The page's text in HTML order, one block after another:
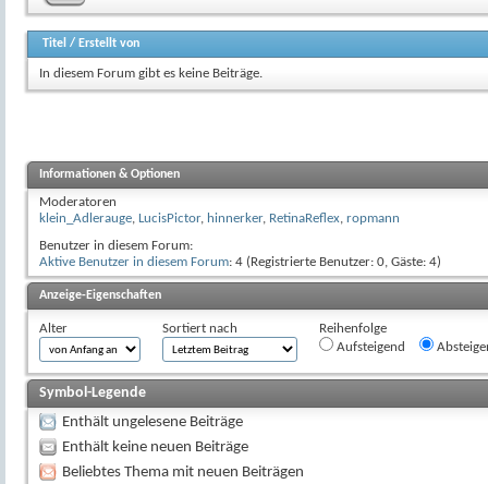
Titel / Erstellt von
In diesem Forum gibt es keine Beiträge.
Informationen & Optionen
Moderatoren
klein_Adlerauge, LucisPictor, hinnerker, RetinaReflex, ropmann
Benutzer in diesem Forum:
Aktive Benutzer in diesem Forum: 4 (Registrierte Benutzer: 0, Gäste: 4)
Anzeige-Eigenschaften
Alter Sortiert nach
Reihenfolge
Aufsteigend
Symbol-Legende
Enthält ungelesene Beiträge
Enthält keine neuen Beiträge
Beliebtes Thema mit neuen Beiträgen